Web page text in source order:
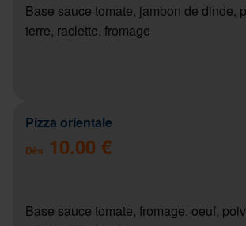
Base sauce tomate, jambon de dinde,
terre, raclette, fromage
Pizza orientale
Dès 10.00 €
Base sauce tomate, fromage, oeuf,